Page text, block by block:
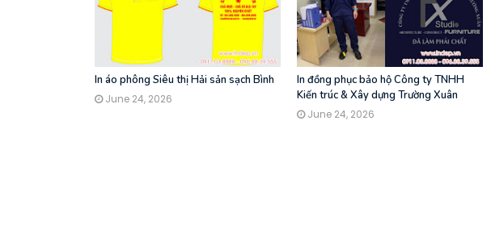
In áo phông Siêu thị Hải sản sạch Bình
June 24, 2026
In đồng phục bảo hộ Công ty TNHH
Kiến trúc & Xây dựng Trường Xuân
June 24, 2026